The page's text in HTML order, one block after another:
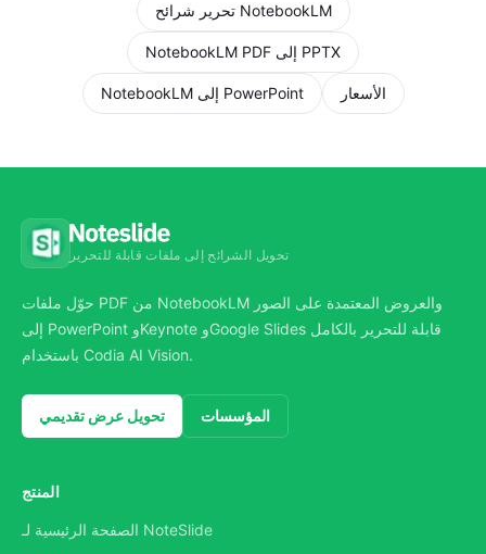
تحرير شرائح NotebookLM
NotebookLM PDF إلى PPTX
NotebookLM إلى PowerPoint الأسعار
تحويل الشرائح إلى ملفات قابلة للتحرير
حوّل ملفات PDF من NotebookLM والعروض المعتمدة على الصور
إلى PowerPoint وKeynote وGoogle Slides قابلة للتحرير بالكامل
باستخدام Codia AI Vision.
تحويل عرض تقديمي المؤسسات
المنتج
الصفحة الرئيسية لـ NoteSlide